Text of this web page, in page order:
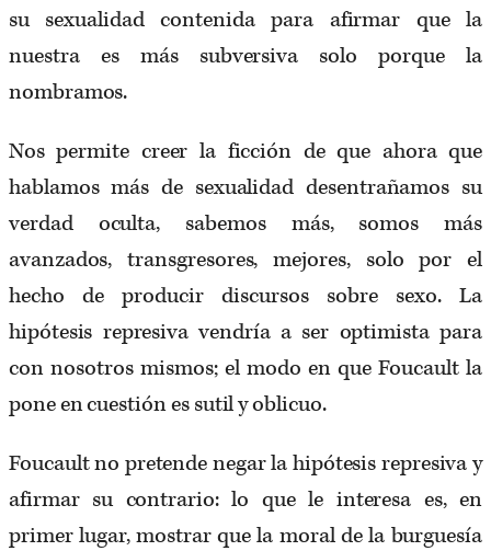
su sexualidad contenida para afirmar que la
nuestra es más subversiva solo porque la
nombramos.
Nos permite creer la ficción de que ahora que
hablamos más de sexualidad desentrañamos su
verdad oculta, sabemos más, somos más
avanzados, transgresores, mejores, solo por el
hecho de producir discursos sobre sexo. La
hipótesis represiva vendría a ser optimista para
con nosotros mismos; el modo en que Foucault la
pone en cuestión es sutil y oblicuo.
Foucault no pretende negar la hipótesis represiva y
afirmar su contrario: lo que le interesa es, en
primer lugar, mostrar que la moral de la burguesía